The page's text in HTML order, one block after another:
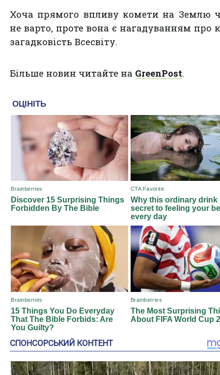
Хоча прямого впливу комети на Землю
не варто, проте вона є нагадуванням про
загадковість Всесвіту.
Більше новин читайте на GreenPost.